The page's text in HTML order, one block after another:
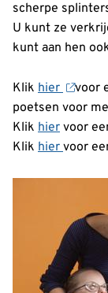
scherpe
U kunt ze
kunt aan hen
Klik hier
voor
poetsen voor
Klik hier voor
Klik hiervoor